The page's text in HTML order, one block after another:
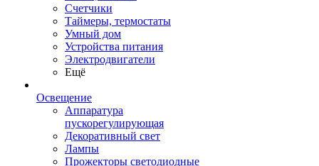
Счетчики
Таймеры, термостаты
Умный дом
Устройства питания
Электродвигатели
Ещё
Освещение
Аппаратура
пускорегулирующая
Декоративный свет
Лампы
Прожекторы светодиодные